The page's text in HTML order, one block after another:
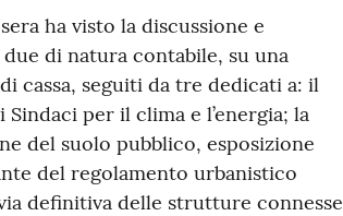
ha visto la discussione e
di natura contabile, su una
cassa, seguiti da tre dedicati a: il
per il clima e l’energia; la
del suolo pubblico, esposizione
del regolamento urbanistico
definitiva delle strutture connesse